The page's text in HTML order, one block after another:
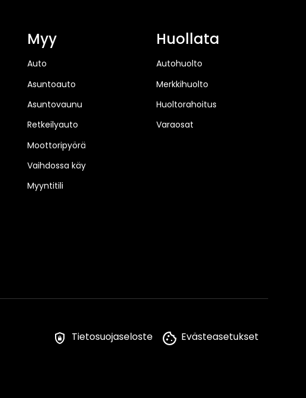
Myy
Auto
Asuntoauto
Asuntovaunu
Retkeilyauto
Moottoripyörä
Vaihdossa käy
Myyntitili
Huollata
Autohuolto
Merkkihuolto
Huoltorahoitus
Varaosat
Tietosuojaseloste Evästeasetukset